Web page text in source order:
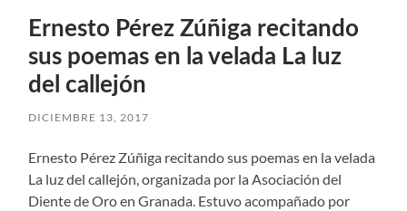
Ernesto Pérez Zúñiga recitando
sus poemas en la velada La luz
del callejón
DICIEMBRE 13, 2017
Ernesto Pérez Zúñiga recitando sus poemas en la velada
La luz del callejón, organizada por la Asociación del
Diente de Oro en Granada. Estuvo acompañado por